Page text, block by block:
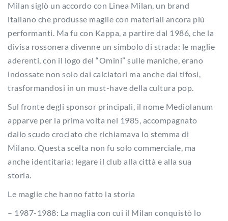
Milan siglò un accordo con Linea Milan, un brand
italiano che produsse maglie con materiali ancora più
performanti. Ma fu con Kappa, a partire dal 1986, che la
divisa rossonera divenne un simbolo di strada: le maglie
aderenti, con il logo del “Omini” sulle maniche, erano
indossate non solo dai calciatori ma anche dai tifosi,
trasformandosi in un must-have della cultura pop.
Sul fronte degli sponsor principali, il nome Mediolanum
apparve per la prima volta nel 1985, accompagnato
dallo scudo crociato che richiamava lo stemma di
Milano. Questa scelta non fu solo commerciale, ma
anche identitaria: legare il club alla città e alla sua
storia.
Le maglie che hanno fatto la storia
– 1987-1988: La maglia con cui il Milan conquistò lo